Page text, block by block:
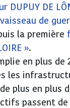
DUPUY DE
vaisseau de
la première
».
en plus de
les
plus en plus
passent